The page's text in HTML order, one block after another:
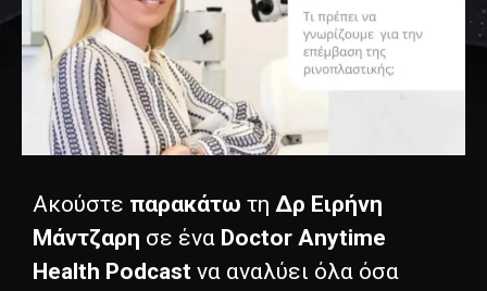
Ακούστε παρακάτω τη Δρ Ειρήνη
Μάντζαρη σε ένα Doctor Anytime
Health Podcast να αναλύει όλα όσα